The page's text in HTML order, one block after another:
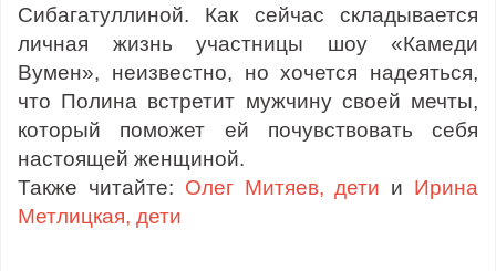
Сибагатуллиной. Как сейчас складывается
личная жизнь участницы шоу «Камеди
Вумен», неизвестно, но хочется надеяться,
что Полина встретит мужчину своей мечты,
который поможет ей почувствовать себя
настоящей женщиной.
Также читайте: Олег Митяев, дети и Ирина
Метлицкая, дети